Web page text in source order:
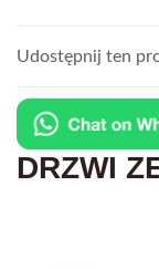
Udostępnij ten
DRZWI